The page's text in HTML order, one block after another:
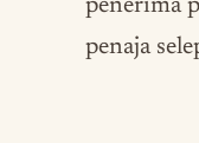
penerima
penaja